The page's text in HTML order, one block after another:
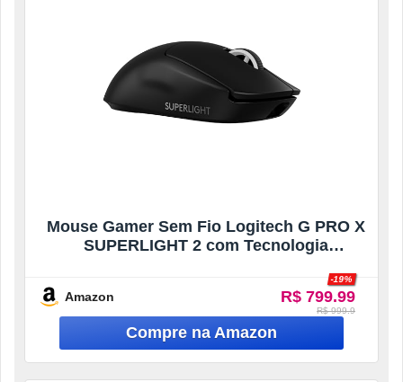
Mouse Gamer Sem Fio Logitech G PRO X
SUPERLIGHT 2 com Tecnologia
LIGHTFORCE, Sensor HERO 2 com 44K
DPI, 5 botões programáveis e Bateria
Recarregável – Preto
Amazon R$ 799.99
-19%
R$ 999.9